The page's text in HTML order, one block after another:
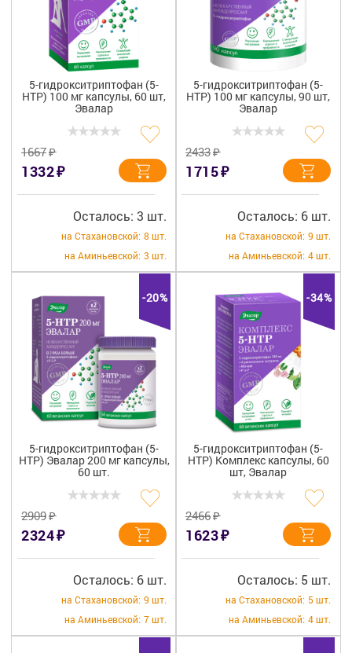
+7 (495) 921-40-74 Вакансии
5-гидрокситриптофан (5-
HTP) 100 мг капсулы, 60 шт,
Эвалар
1667₽
1332₽
Осталось: 3 шт.
на Стахановской: 8 шт.
на Аминьевской: 3 шт.
5-гидрокситриптофан (5-
HTP) 100 мг капсулы, 90 шт,
Эвалар
2433₽
1715₽
Осталось: 6 шт.
на Стахановской: 9 шт.
на Аминьевской: 4 шт.
-20%
5-гидрокситриптофан (5-
HTP) Эвалар 200 мг капсулы,
60 шт.
2909₽
2324₽
Осталось: 6 шт.
на Стахановской: 9 шт.
на Аминьевской: 7 шт.
-34%
5-гидрокситриптофан (5-
НТР) Комплекс капсулы, 60
шт, Эвалар
2466₽
1623₽
Осталось: 5 шт.
на Стахановской: 5 шт.
на Аминьевской: 4 шт.